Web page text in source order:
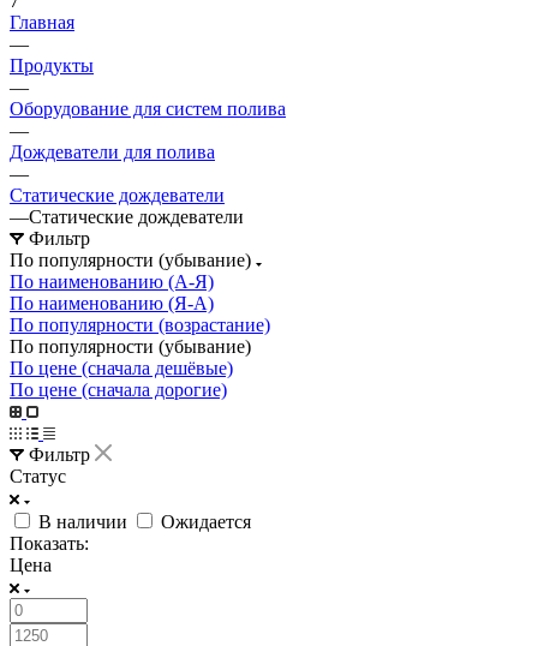
Главная
—
Продукты
—
Оборудование для систем полива
—
Дождеватели для полива
—
Статические дождеватели
—Статические дождеватели
Фильтр
По популярности (убывание)
По наименованию (А-Я)
По наименованию (Я-А)
По популярности (возрастание)
По популярности (убывание)
По цене (сначала дешёвые)
По цене (сначала дорогие)
Фильтр
Статус
В наличии
Ожидается
Показать:
Цена